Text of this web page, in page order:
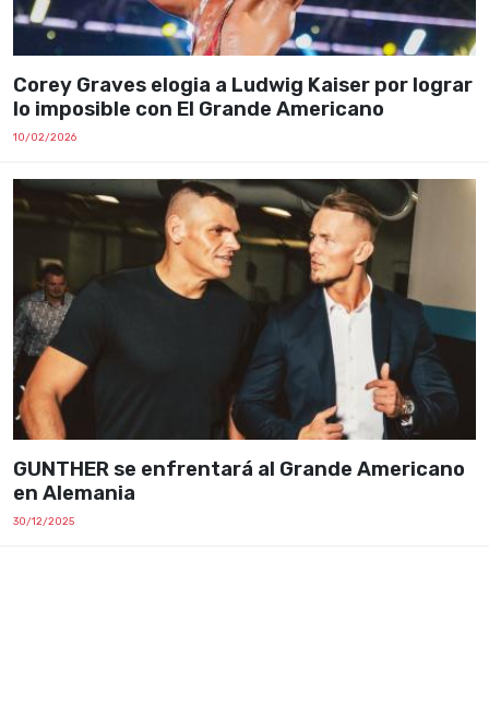
Corey Graves elogia a Ludwig Kaiser por lograr
lo imposible con El Grande Americano
10/02/2026
GUNTHER se enfrentará al Grande Americano
en Alemania
30/12/2025